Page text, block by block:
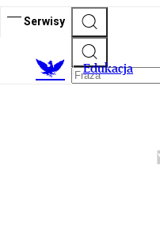
Serwisy
Edukacja